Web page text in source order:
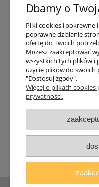
Numer konta
PayPo kupujesz, nie
Progi rabatowe
Promocje
Dostawa
Czas wysyłki
Dostawa
Śledzenie przesyłki
Śledzenie przesyłki
Shipping abroad
Lampomat 2017 - 2026
pokaż
Dbamy o
Pliki cookies i pokrewne
poprawne działanie
ofertę do Twoich
Możesz zaakceptować
wszystkich tych plików i
użycie plików do swoich
"Dostosuj zgody".
Więcej o plikach cookies
prywatności.